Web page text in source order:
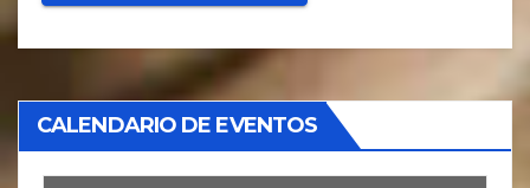
CALENDARIO DE EVENTOS